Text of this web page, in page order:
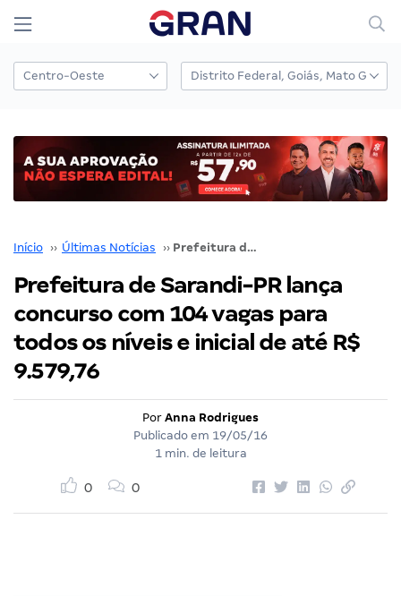
Início ›› Últimas Notícias ›› Prefeitura de Sarandi-PR lança concurso com 104 vagas para todos os níveis e inicial de até R$ 9.579,76
Prefeitura de Sarandi-PR lança
concurso com 104 vagas para
todos os níveis e inicial de até R$
9.579,76
Por Anna Rodrigues
Publicado em 19/05/16
1 min. de leitura
0 0